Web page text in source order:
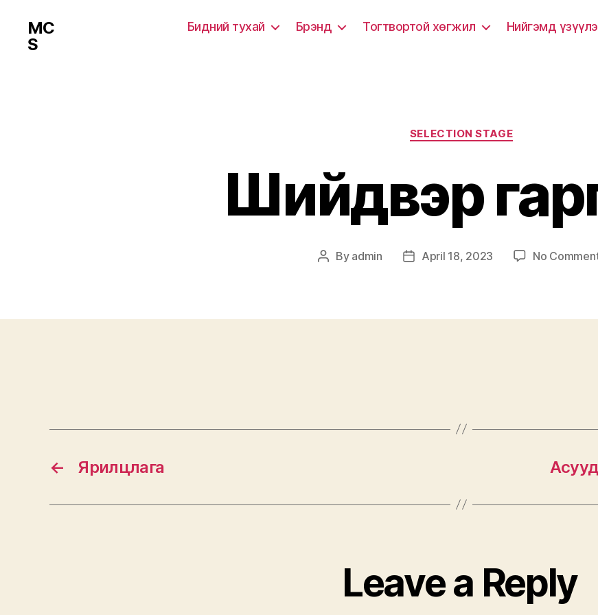
MC
S
Бидний тухай Брэнд Тогтвортой хөгжил Нийгэмд
Categories
SELECTION STAGE
Шийдвэр
Post
By admin
PostApril 18, 2023 No
← Ярилцлага
Leave a Reply